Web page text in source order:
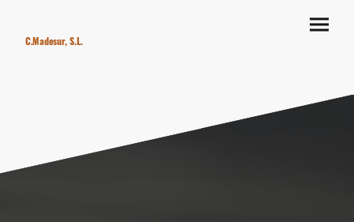
C.Madesur, S.L.